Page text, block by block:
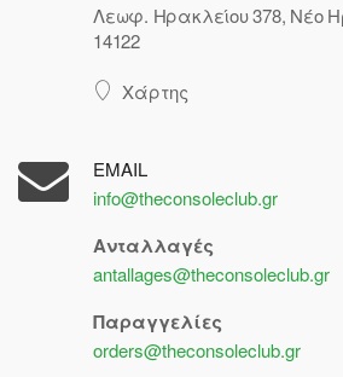
Λεωφ. Ηρακλείου 378, Νέο
14122
Χάρτης
EMAIL
info@theconsoleclub.gr
Ανταλλαγές
antallages@theconsoleclub.gr
Παραγγελίες
orders@theconsoleclub.gr